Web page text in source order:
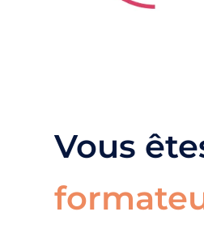
Vous